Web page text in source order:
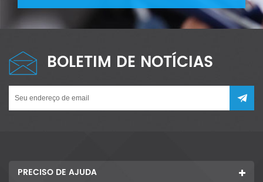
BOLETIM DE NOTÍCIAS
PRECISO DE AJUDA